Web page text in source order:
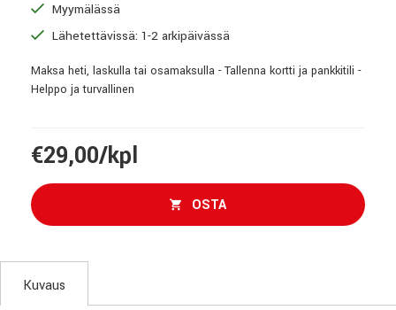
Myymälässä
Lähetettävissä: 1-2 arkipäivässä
Maksa heti, laskulla tai osamaksulla - Tallenna kortti ja pankkitili -
Helppo ja turvallinen
€29,00/kpl
OSTA
Kuvaus